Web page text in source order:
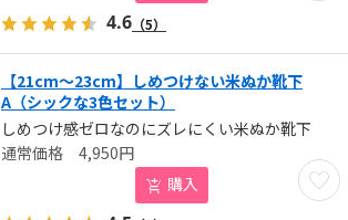
4.6 （5）
【21cm～23cm】しめつけない米ぬか靴下
A（シックな3色セット）
しめつけ感ゼロなのにズレにくい米ぬか靴下
お気
4,950円
購入